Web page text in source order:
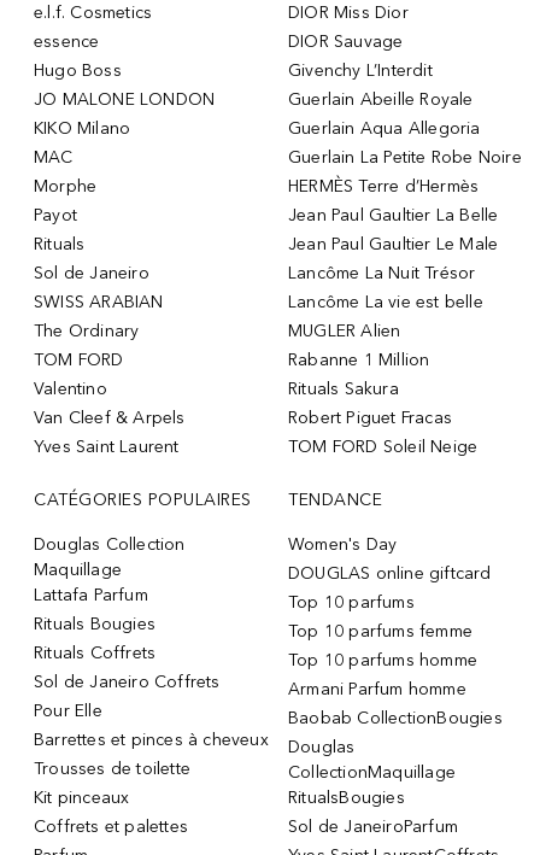
e.l.f. Cosmetics
essence
Hugo Boss
JO MALONE LONDON
KIKO Milano
MAC
Morphe
Payot
Rituals
Sol de Janeiro
SWISS ARABIAN
The Ordinary
TOM FORD
Valentino
Van Cleef & Arpels
Yves Saint Laurent
DIOR Miss Dior
DIOR Sauvage
Givenchy L’Interdit
Guerlain Abeille Royale
Guerlain Aqua Allegoria
Guerlain La Petite Robe Noire
HERMÈS Terre d’Hermès
Jean Paul Gaultier La Belle
Jean Paul Gaultier Le Male
Lancôme La Nuit Trésor
Lancôme La vie est belle
MUGLER Alien
Rabanne 1 Million
Rituals Sakura
Robert Piguet Fracas
TOM FORD Soleil Neige
CATÉGORIES POPULAIRES
Douglas Collection
Maquillage
Lattafa Parfum
Rituals Bougies
Rituals Coffrets
Sol de Janeiro Coffrets
Pour Elle
Barrettes et pinces à cheveux
Trousses de toilette
Kit pinceaux
Coffrets et palettes
TENDANCE
Women's Day
DOUGLAS online giftcard
Top 10 parfums
Top 10 parfums femme
Top 10 parfums homme
Armani Parfum homme
Baobab CollectionBougies
Douglas
CollectionMaquillage
RitualsBougies
Sol de JaneiroParfum